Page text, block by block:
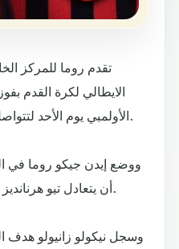
تقدم روما للمركز
الأولمبي يوم الأحد لتتواصل الأزمة التي يمر بها الضيوف.
ووضع إيدن جيكو روما في
أن يتعادل تيو هرنانديز لميلان مع بداية الشوط الثاني.